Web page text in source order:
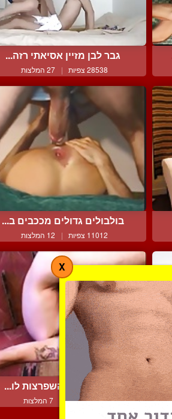
גבר לבן מזיין אסיאתי רזה...
28538 צפיות | 27 המלצות
בולבולים גדולים מככבים ב...
11012 צפיות | 12 המלצות
אוננות סולו + השפרצות לו...
11287 צפיות 7 המלצות
X